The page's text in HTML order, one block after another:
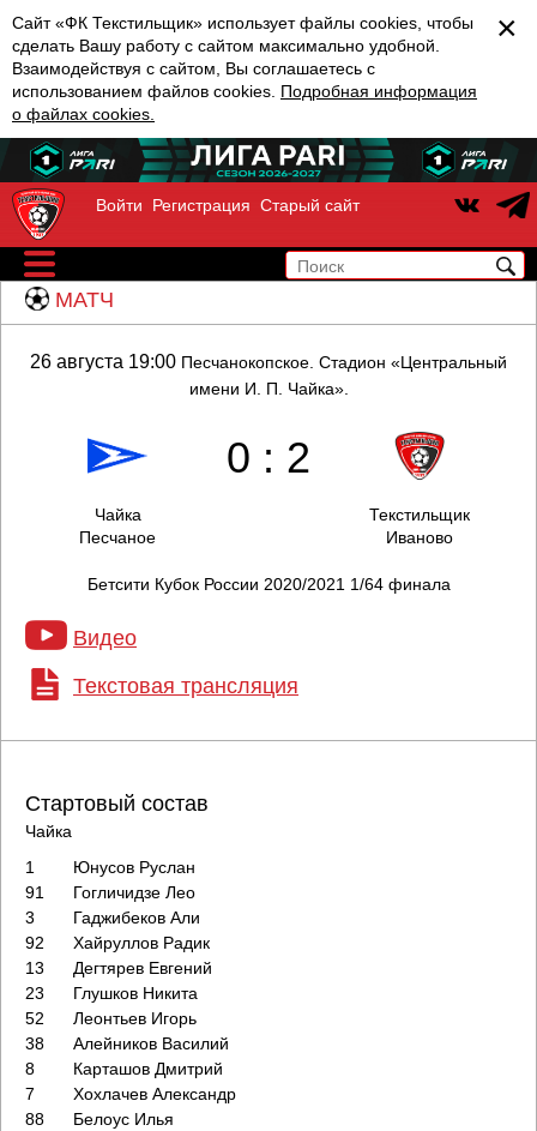
×
Сайт «ФК Текстильщик» использует файлы cookies, чтобы
сделать Вашу работу с сайтом максимально удобной.
Взаимодействуя с сайтом, Вы соглашаетесь с
использованием файлов cookies. Подробная информация
о файлах cookies.
Войти Регистрация Старый сайт
МАТЧ
26 августа 19:00 Песчанокопское. Стадион «Центральный
имени И. П. Чайка».
0 : 2
Чайка
Песчаное
Текстильщик
Иваново
Бетсити Кубок России 2020/2021 1/64 финала
Видео
Текстовая трансляция
Стартовый состав
Чайка
1
Юнусов Руслан
91
Гогличидзе Лео
3
Гаджибеков Али
92
Хайруллов Радик
13
Дегтярев Евгений
23
Глушков Никита
52
Леонтьев Игорь
38
Алейников Василий
8
Карташов Дмитрий
7
Хохлачев Александр
88
Белоус Илья